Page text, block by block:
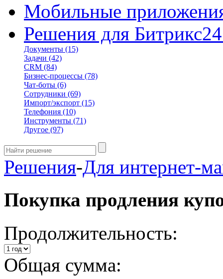
Мобильные
Решения для Битрикс24
Документы (15)
Задачи (42)
CRM (84)
Бизнес-процессы (78)
Чат-боты (6)
Сотрудники (69)
Импорт/экспорт (15)
Телефония (10)
Инструменты (71)
Другое (97)
Решения-Для интернет-
Покупка продления
Продолжительность:
Общая сумма: